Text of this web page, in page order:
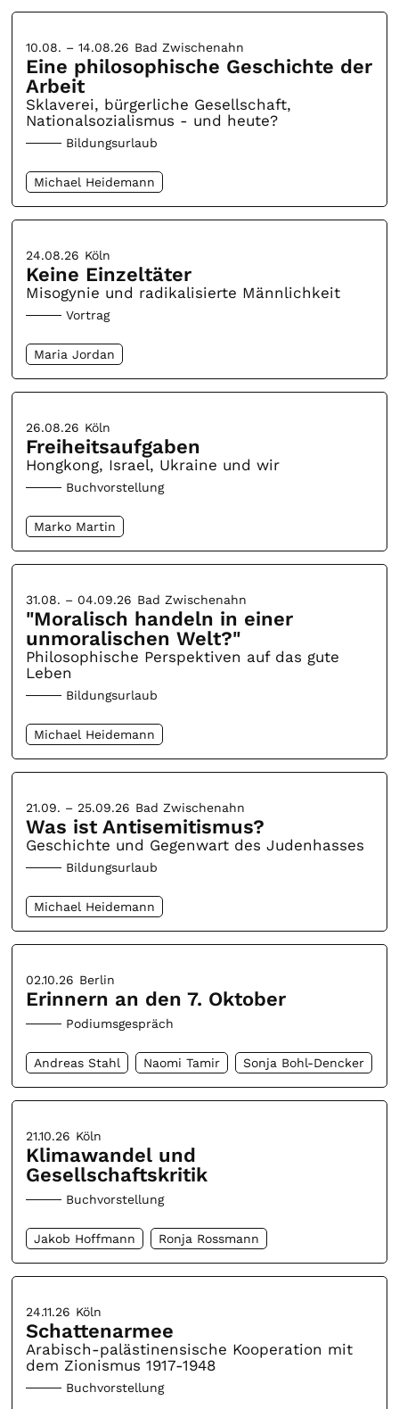
10.08. – 14.08.26 Bad Zwischenahn
Eine philosophische Geschichte der
Arbeit
Sklaverei, bürgerliche Gesellschaft,
Nationalsozialismus - und heute?
Bildungsurlaub
Michael Heidemann
24.08.26 Köln
Keine Einzeltäter
Misogynie und radikalisierte Männlichkeit
Vortrag
Maria Jordan
26.08.26 Köln
Freiheitsaufgaben
Hongkong, Israel, Ukraine und wir
Buchvorstellung
Marko Martin
31.08. – 04.09.26 Bad Zwischenahn
"Moralisch handeln in einer
unmoralischen Welt?"
Philosophische Perspektiven auf das gute
Leben
Bildungsurlaub
Michael Heidemann
21.09. – 25.09.26 Bad Zwischenahn
Was ist Antisemitismus?
Geschichte und Gegenwart des Judenhasses
Bildungsurlaub
Michael Heidemann
02.10.26 Berlin
Erinnern an den 7. Oktober
Podiumsgespräch
Andreas Stahl Naomi Tamir Sonja Bohl-Dencker
21.10.26 Köln
Klimawandel und
Gesellschaftskritik
Buchvorstellung
Jakob Hoffmann Ronja Rossmann
24.11.26 Köln
Schattenarmee
Arabisch-palästinensische Kooperation mit
dem Zionismus 1917-1948
Buchvorstellung